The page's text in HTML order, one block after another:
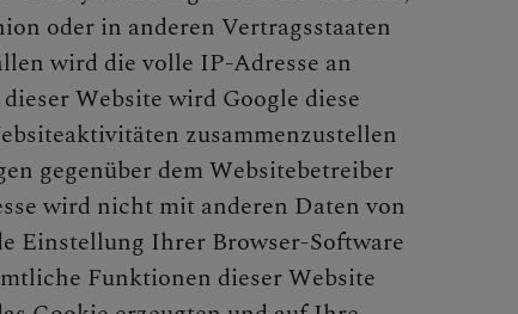
oder in anderen Vertragsstaaten
wird die volle IP-Adresse an
Website wird Google diese
zusammenzustellen
gegenüber dem Websitebetreiber
wird nicht mit anderen Daten von
Einstellung Ihrer Browser-Software
Funktionen dieser Website